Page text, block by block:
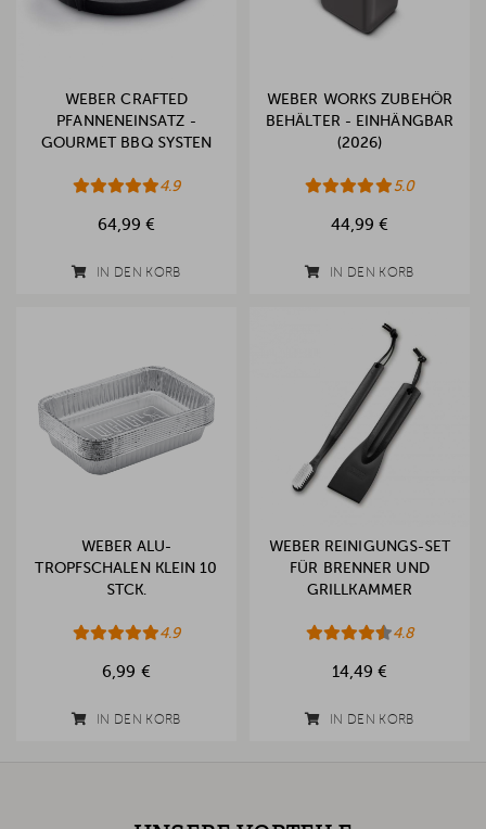
WEBER CRAFTED
PFANNENEINSATZ -
GOURMET BBQ SYSTEN
4.9
64,99 €
IN DEN KORB
WEBER WORKS ZUBEHÖR
BEHÄLTER - EINHÄNGBAR
(2026)
5.0
44,99 €
IN DEN KORB
WEBER ALU-
TROPFSCHALEN KLEIN 10
STCK.
4.9
6,99 €
IN DEN KORB
WEBER REINIGUNGS-SET
FÜR BRENNER UND
GRILLKAMMER
4.8
14,49 €
IN DEN KORB